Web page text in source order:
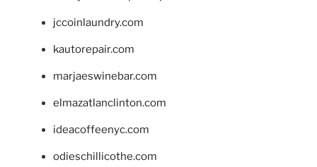
jccoinlaundry.com
kautorepair.com
marjaeswinebar.com
elmazatlanclinton.com
ideacoffeenyc.com
odieschillicothe.com